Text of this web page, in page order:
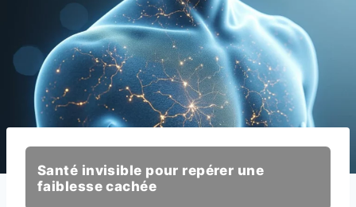
Santé invisible pour repérer une
faiblesse cachée